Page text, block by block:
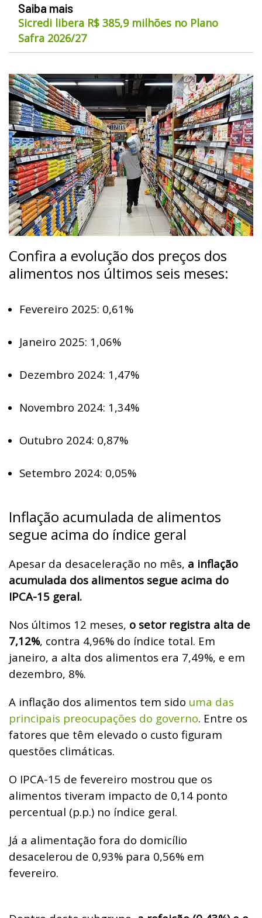
Saiba mais
Sicredi libera R$ 385,9 milhões no Plano
Safra 2026/27
Confira a evolução dos preços dos
alimentos nos últimos seis meses:
Fevereiro 2025: 0,61%
Janeiro 2025: 1,06%
Dezembro 2024: 1,47%
Novembro 2024: 1,34%
Outubro 2024: 0,87%
Setembro 2024: 0,05%
Inflação acumulada de alimentos
segue acima do índice geral
Apesar da desaceleração no mês, a inflação
acumulada dos alimentos segue acima do
IPCA-15 geral.
Nos últimos 12 meses, o setor registra alta de
7,12%, contra 4,96% do índice total. Em
janeiro, a alta dos alimentos era 7,49%, e em
dezembro, 8%.
A inflação dos alimentos tem sido uma das
principais preocupações do governo. Entre os
fatores que têm elevado o custo figuram
questões climáticas.
O IPCA-15 de fevereiro mostrou que os
alimentos tiveram impacto de 0,14 ponto
percentual (p.p.) no índice geral.
Já a alimentação fora do domicílio
desacelerou de 0,93% para 0,56% em
fevereiro.